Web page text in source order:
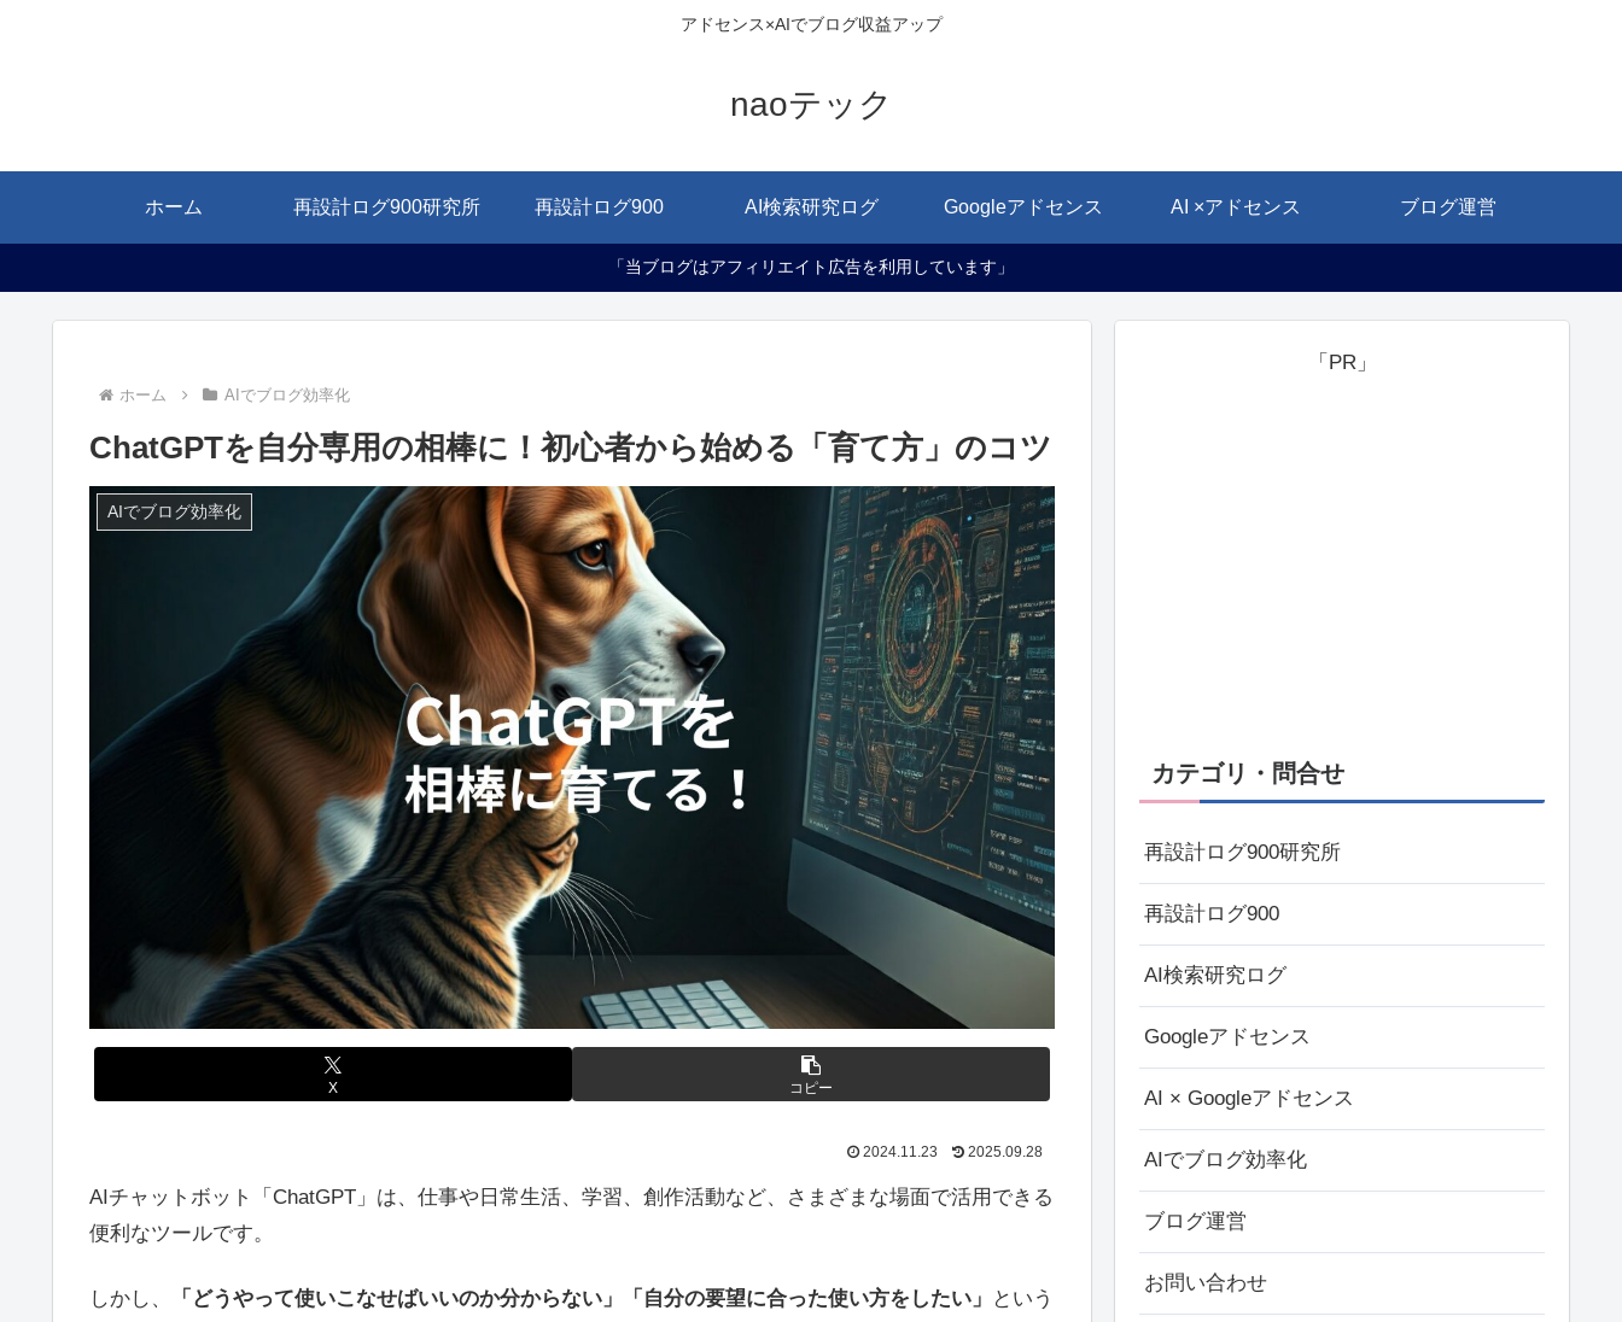
アドセンス×AIでブログ収益アップ
naoテック
ホーム 再設計ログ900研究所 再設計ログ900 AI検索研究ログ Googleアドセンス AI ×アドセンス ブログ運営
「当ブログはアフィリエイト広告を利用しています」
ホーム AIでブログ効率化
ChatGPTを自分専用の相棒に！初心者から始める「育て方」のコツ
AIでブログ効率化
X コピー
2024.11.23 2025.09.28
AIチャットボット「ChatGPT」は、仕事や日常生活、学習、創作活動など、さまざまな場面で活用できる
便利なツールです。
しかし、 「どうやって使いこなせばいいのか分からない」「自分の要望に合った使い方をしたい」
という
「PR」
カテゴリ・問合せ
再設計ログ900研究所
再設計ログ900
AI検索研究ログ
Googleアドセンス
AI × Googleアドセンス
AIでブログ効率化
ブログ運営
お問い合わせ